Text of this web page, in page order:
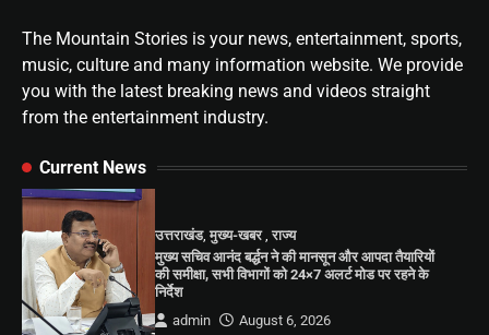
The Mountain Stories is your news, entertainment, sports,
music, culture and many information website. We provide
you with the latest breaking news and videos straight
from the entertainment industry.
Current News
उत्तराखंड,मुख्य-खबर,राज्य
मुख्य सचिव आनंद बर्द्धन ने की मानसून और आपदा तैयारियों
की समीक्षा, सभी विभागों को 24×7 अलर्ट मोड पर रहने के
निर्देश
admin
August 6, 2026